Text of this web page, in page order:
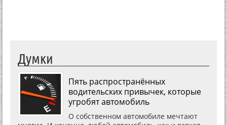
Думки
Пять распространённых
водительских привычек, которые
угробят автомобиль
О собственном автомобиле мечтают